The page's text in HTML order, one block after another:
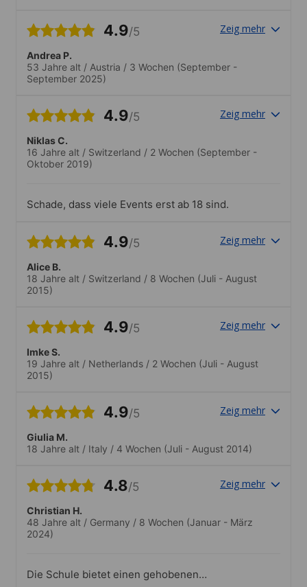
4.9/5 Zeig mehr
Andrea P.
53 Jahre alt / Austria / 3 Wochen (September -
September 2025)
4.9/5 Zeig mehr
Niklas C.
16 Jahre alt / Switzerland / 2 Wochen (September -
Oktober 2019)
Schade, dass viele Events erst ab 18 sind.
4.9/5 Zeig mehr
Alice B.
18 Jahre alt / Switzerland / 8 Wochen (Juli - August
2015)
4.9/5 Zeig mehr
Imke S.
19 Jahre alt / Netherlands / 2 Wochen (Juli - August
2015)
4.9/5 Zeig mehr
Giulia M.
18 Jahre alt / Italy / 4 Wochen (Juli - August 2014)
4.8/5 Zeig mehr
Christian H.
48 Jahre alt / Germany / 8 Wochen (Januar - März
2024)
Die Schule bietet einen gehobenen